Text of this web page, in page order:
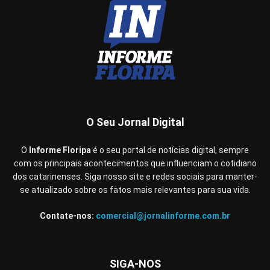
O Seu Jornal Digital
O Informe Floripaé o seu portal de notícias digital, sempre
com os principais acontecimentos que influenciam o cotidiano
dos catarinenses. Siga nosso site e redes sociais para manter-
se atualizado sobre os fatos mais relevantes para sua vida.
Contate-nos: comercial@jornalinforme.com.br
SIGA-NOS